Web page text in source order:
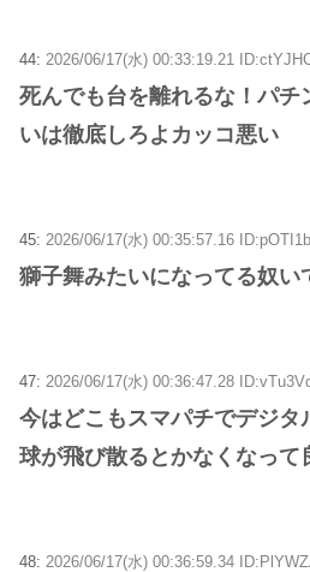
44: 2026/06/17(水) 00:33:19.21
死んでも台を離れるな！パチ
いは徹底しろよカッコ悪い
45: 2026/06/17(水) 00:35:57.16
獅子舞みたいになってる奴い
47: 2026/06/17(水) 00:36:47.28
今はどこもスマパチでデジタ
球が飛び散るとかなくなって
48: 2026/06/17(水) 00:36:59.34